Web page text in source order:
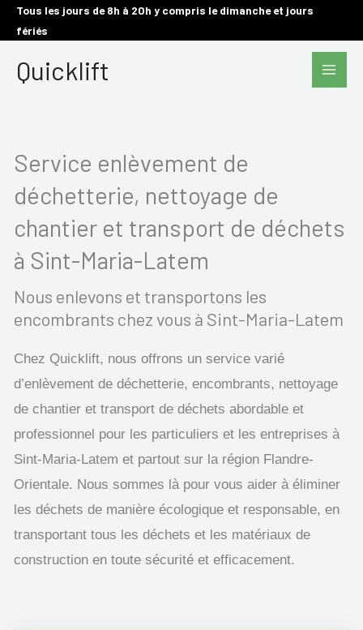
AllerTous les jours de 8h à 20h y compris le dimanche et jours
fériés
Quicklift
Main
Service enlèvement de
déchetterie, nettoyage de
chantier et transport de déchets
à Sint-Maria-Latem
Nous enlevons et transportons les
encombrants chez vous à Sint-Maria-Latem
Chez Quicklift, nous offrons un service varié
d’enlèvement de déchetterie, encombrants, nettoyage
de chantier et transport de déchets abordable et
professionnel pour les particuliers et les entreprises à
Sint-Maria-Latem et partout sur la région Flandre-
Orientale. Nous sommes là pour vous aider à éliminer
les déchets de manière écologique et responsable, en
transportant tous les déchets et les matériaux de
construction en toute sécurité et efficacement.